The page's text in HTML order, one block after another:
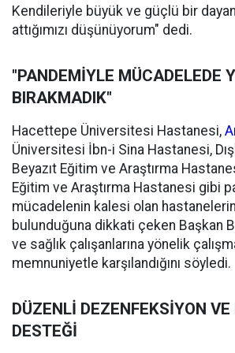
Kendileriyle büyük ve güçlü bir
attığımızı düşünüyorum" dedi.
"PANDEMİYLE MÜCADELEDE
BIRAKMADIK"
Hacettepe Üniversitesi Hastanesi,
Üniversitesi İbn-i Sina Hastanesi,
Beyazıt Eğitim ve Araştırma
Eğitim ve Araştırma Hastanesi gibi
mücadelenin kalesi olan
bulunduğuna dikkati çeken Başkan
ve sağlık çalışanlarına yönelik
memnuniyetle karşılandığını söyledi.
DÜZENLİ DEZENFEKSİYON
DESTEĞİ